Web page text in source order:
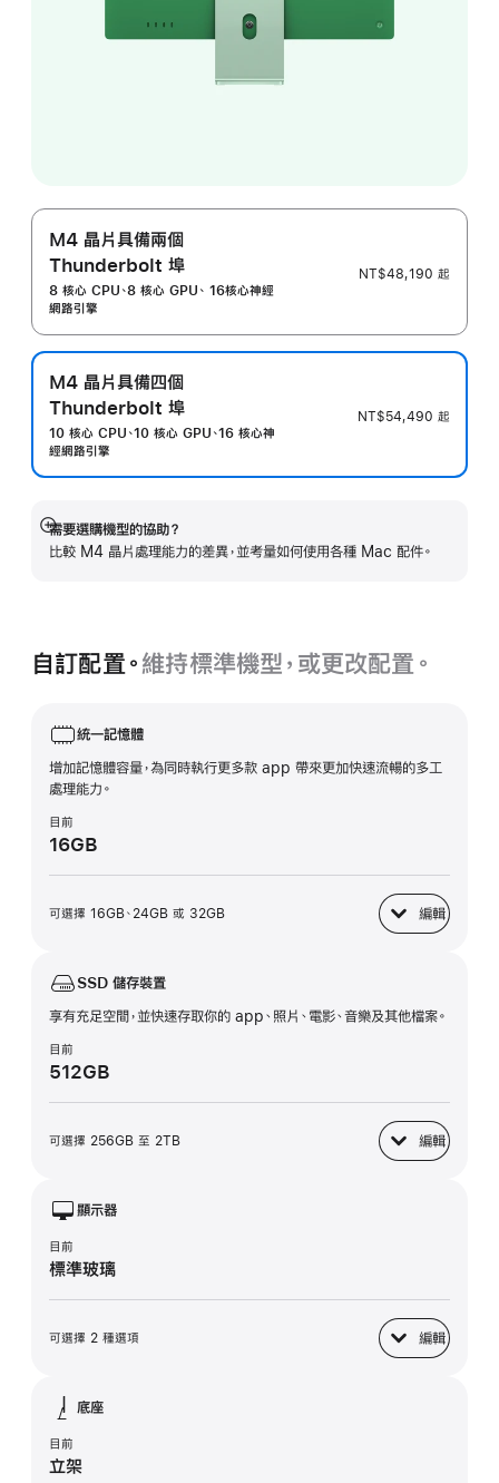
M4 晶片具備兩個
Thunderbolt 埠
8 核心 CPU、8 核心 GPU、 16核心神經
網路引擎
NT$48,190 起
M4 晶片具備四個
Thunderbolt 埠
10 核心 CPU、10 核心 GPU、16 核心神
經網路引擎
NT$54,490 起
需要選購機型的協助？
比較 M4 晶片處理能力的差異，並考量如何使用各種 Mac 配件。
顯
示
自訂配置。 維持標準機型，或更改配置。
統一記憶體
增加記憶體容量，為同時執行更多款 app 帶來更加快速流暢的多工
處理能力。
目前
16GB
可選擇 16GB、24GB 或 32GB 編輯
統一記憶體
SSD 儲存裝置
享有充足空間，並快速存取你的 app、照片、電影、音樂及其他檔案。
目前
512GB
可選擇 256GB 至 2TB 編輯
SSD 儲存裝置
顯示器
目前
標準玻璃
可選擇 2 種選項 編輯
顯示器
底座
目前
立架